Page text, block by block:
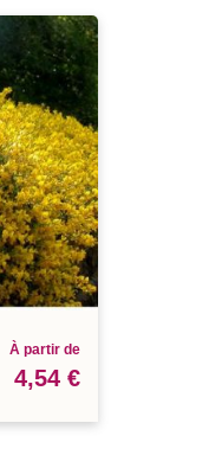
À partir de
4,54 €